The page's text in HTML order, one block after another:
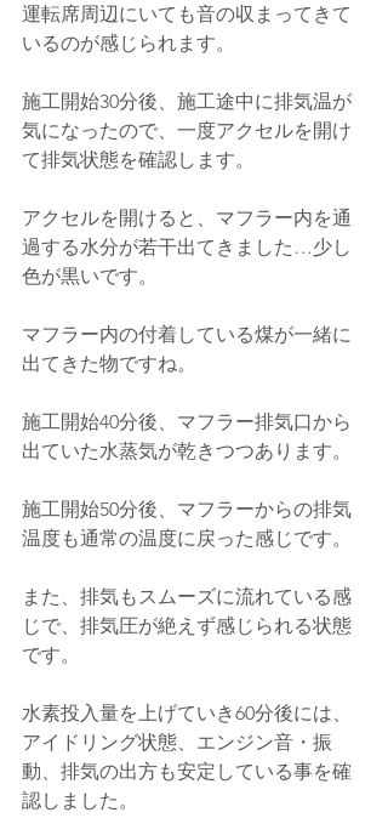
運転席周辺にいても音の収まってきて
いるのが感じられます。
施工開始30分後、施工途中に排気温が
気になったので、一度アクセルを開け
て排気状態を確認します。
アクセルを開けると、マフラー内を通
過する水分が若干出てきました…少し
色が黒いです。
マフラー内の付着している煤が一緒に
出てきた物ですね。
施工開始40分後、 マフラー排気口から
出ていた水蒸気が乾きつつあります。
施工開始50分後、マフラーからの排気
温度も通常の温度に戻った感じです。
また、排気もスムーズに流れている感
じで、排気圧が絶えず感じられる状態
です。
水素投入量を上げていき60分後には、
アイドリング状態、エンジン音・振
動、排気の出方も安定している事を確
認しました。